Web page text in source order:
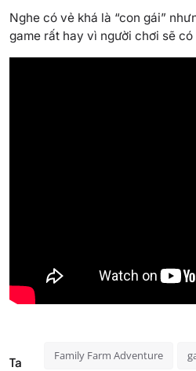
Nghe có vẻ khá là “con gái”
game rất hay vì người chơi sẽ
Ta
Family Farm Adventure